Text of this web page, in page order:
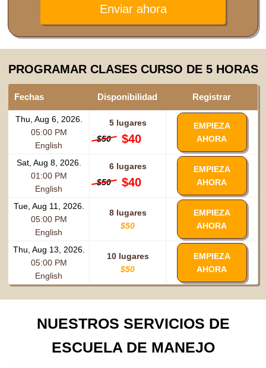
Enviar ahora
PROGRAMAR CLASES CURSO DE 5 HORAS
Fechas Disponibilidad Registrar
Thu, Aug 6, 2026.
05:00 PM
English
5 lugares
$50
$40
EMPIEZA
AHORA
Sat, Aug 8, 2026.
01:00 PM
English
6 lugares
$50
$40
EMPIEZA
AHORA
Tue, Aug 11, 2026.
05:00 PM
English
8 lugares
$50
EMPIEZA
AHORA
Thu, Aug 13, 2026.
05:00 PM
English
10 lugares
$50
EMPIEZA
AHORA
NUESTROS SERVICIOS DE
ESCUELA DE MANEJO